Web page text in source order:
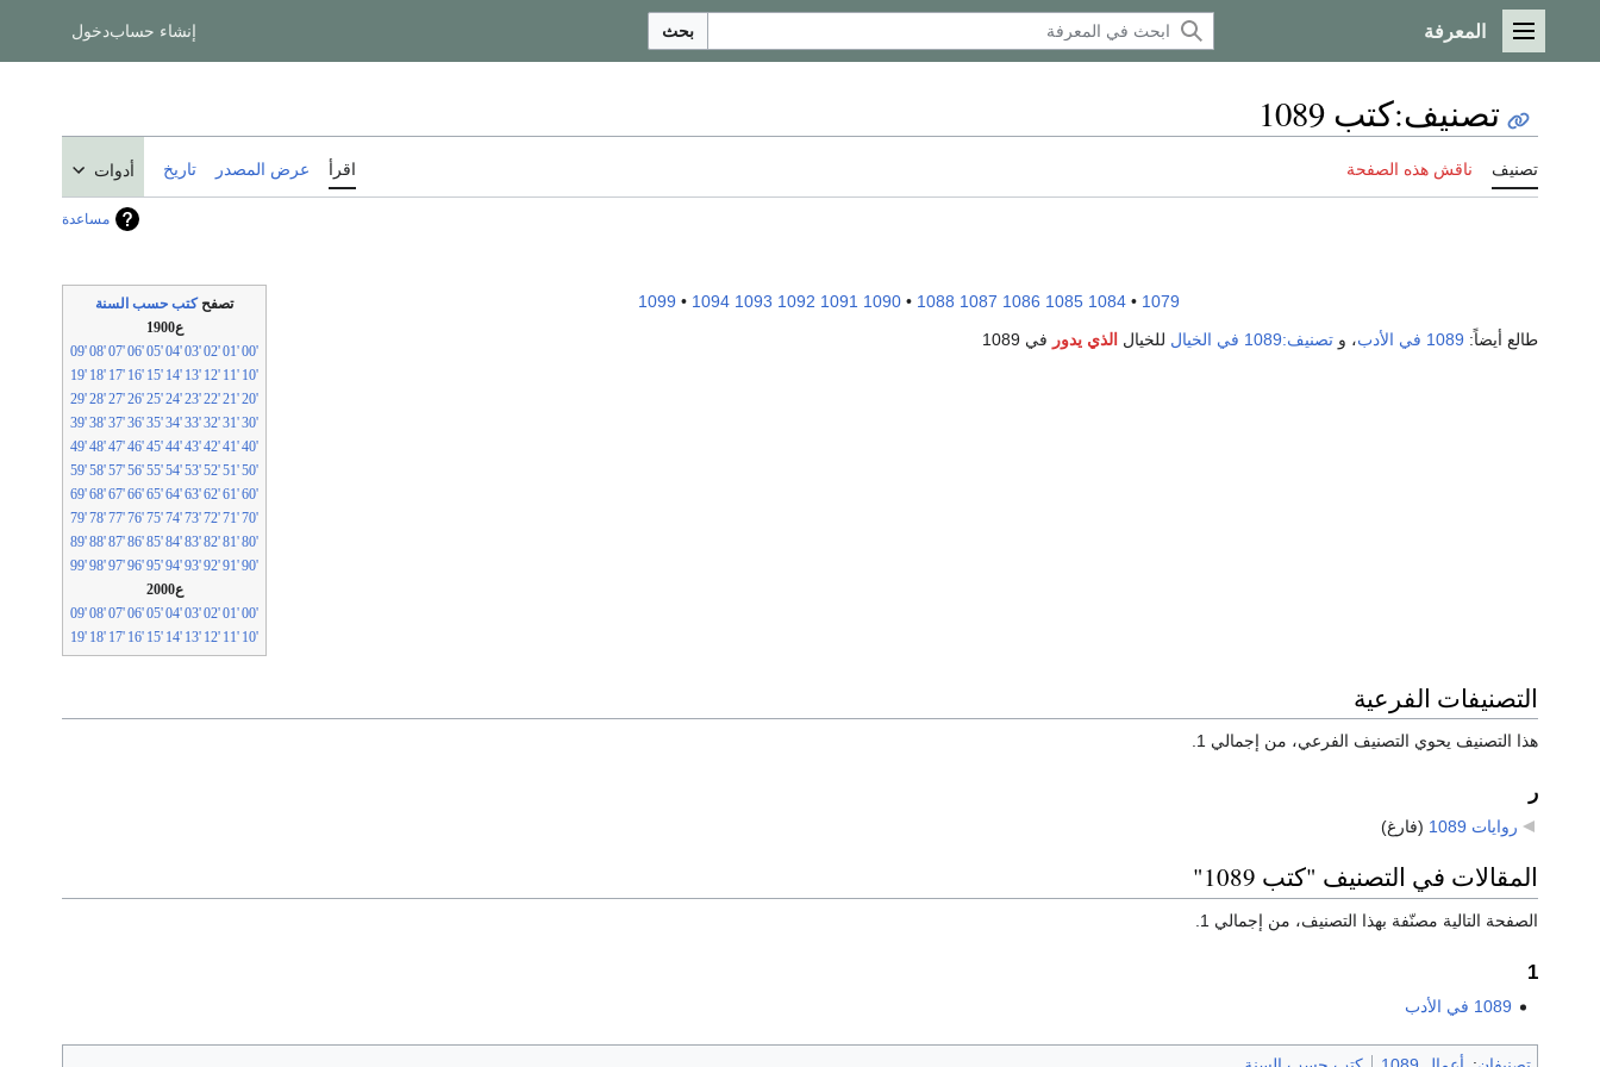
القائمة الرئيسية
المعرفة بحث إنشاء حسابدخول
تصنيف:كتب 1089
تصنيف ناقش هذه الصفحة اقرأ عرض المصدر تاريخ أدوات
مساعدة
تصفحكتب حسب السنة
ع1900
'00
'01
'02
'03
'04
'05
'06
'07
'08
'09
'10
'11
'12
'13
'14
'15
'16
'17
'18
'19
'20
'21
'22
'23
'24
'25
'26
'27
'28
'29
'30
'31
'32
'33
'34
'35
'36
'37
'38
'39
'40
'41
'42
'43
'44
'45
'46
'47
'48
'49
'50
'51
'52
'53
'54
'55
'56
'57
'58
'59
'60
'61
'62
'63
'64
'65
'66
'67
'68
'69
'70
'71
'72
'73
'74
'75
'76
'77
'78
'79
'80
'81
'82
'83
'84
'85
'86
'87
'88
'89
'90
'91
'92
'93
'94
'95
'96
'97
'98
'99
ع2000
'00
'01
'02
'03
'04
'05
'06
'07
'08
'09
'10
'11
'12
'13
'14
'15
'16
'17
'18
'19
1079
•
1084
1085
1086
1087
1088
•
1090
1091
1092
1093
1094
•
1099
طالع أيضاً: 1089 في الأدب ، و تصنيف:1089 في الخيال للخيال الذي يدور في 1089
التصنيفات الفرعية
هذا التصنيف يحوي التصنيف الفرعي، من إجمالي 1.
ر
روايات 1089 (فارغ)
المقالات في التصنيف "كتب 1089"
الصفحة التالية مصنّفة بهذا التصنيف، من إجمالي 1.
1
1089 في الأدب